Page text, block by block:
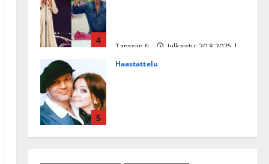
4
Tanssiin.fi
Julkaistu: 20.8.2025 |
5
Haastattelu
Tanssiin.fi
Julkaistu: 27.4.2025 |